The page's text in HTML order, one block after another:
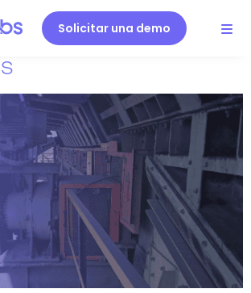
Solicitar una demo
alimentador de